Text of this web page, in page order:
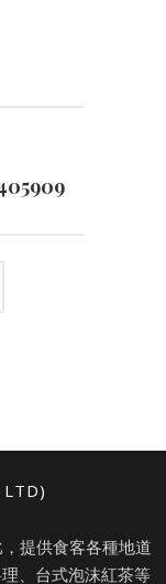
提供食客各種地道
、台式泡沫紅茶等